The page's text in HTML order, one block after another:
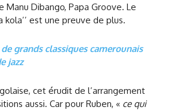
Manu Dibango, Papa Groove. Le
kola’’ est une preuve de plus.
grands classiques camerounais
jazz
cet érudit de l’arrangement
aussi. Car pour Ruben, « ce qui